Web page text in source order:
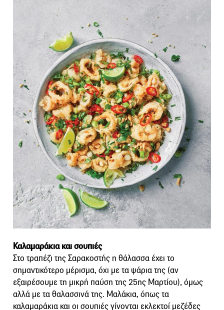
Καλαμαράκια και σουπιές
Στο τραπέζι της Σαρακοστής η θάλασσα έχει το
σημαντικότερο μέρισμα, όχι με τα ψάρια της (αν
εξαιρέσουμε τη μικρή παύση της 25ης Μαρτίου), όμως
αλλά με τα θαλασσινά της. Μαλάκια, όπως τα
καλαμαράκια και οι σουπιές γίνονται εκλεκτοί μεζέδες